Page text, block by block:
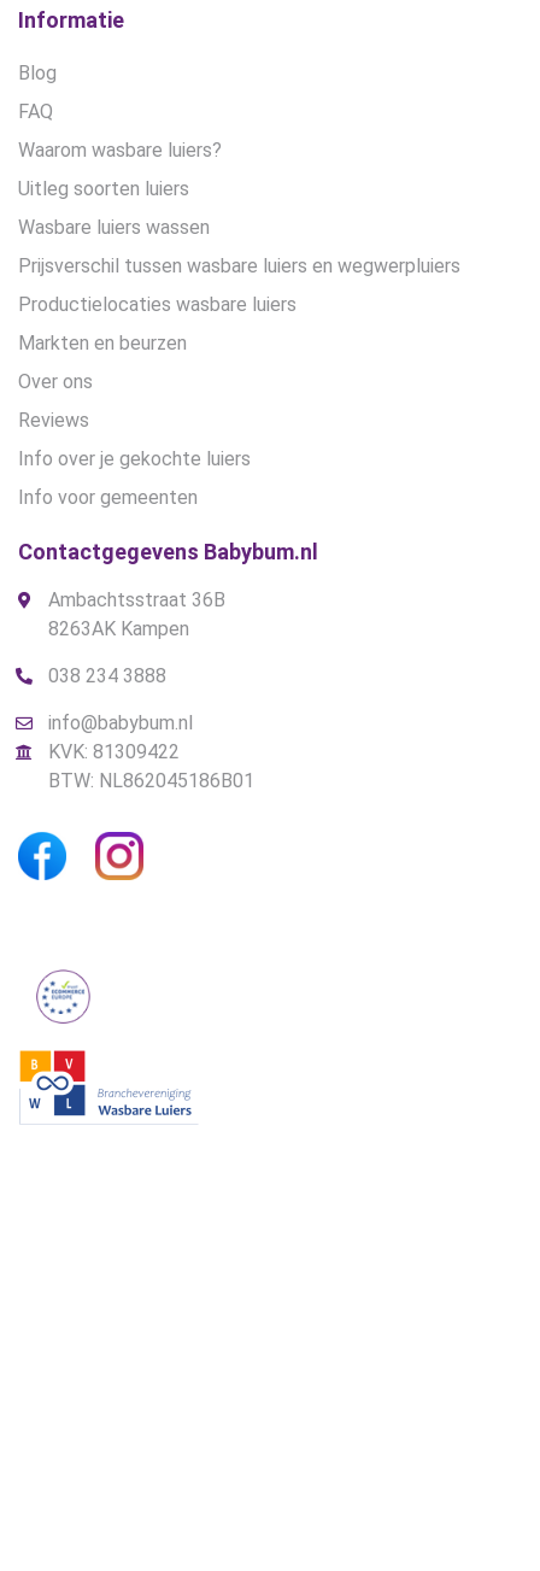
Informatie
Blog
FAQ
Waarom wasbare luiers?
Uitleg soorten luiers
Wasbare luiers wassen
Prijsverschil tussen wasbare luiers en wegwerpluiers
Productielocaties wasbare luiers
Markten en beurzen
Over ons
Reviews
Info over je gekochte luiers
Info voor gemeenten
Contactgegevens Babybum.nl
Ambachtsstraat 36B
8263AK Kampen
038 234 3888
info@babybum.nl
KVK: 81309422
BTW: NL862045186B01